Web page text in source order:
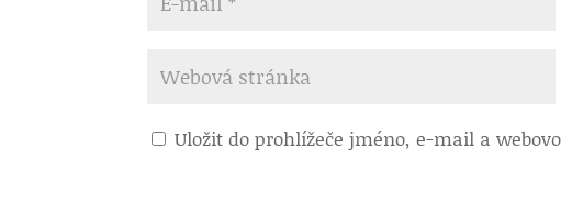
Uložit do prohlížeče jméno, e-mail a